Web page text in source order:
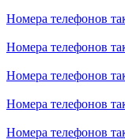
Номера телефонов
Номера телефонов
Номера телефонов
Номера телефонов
Номера телефонов